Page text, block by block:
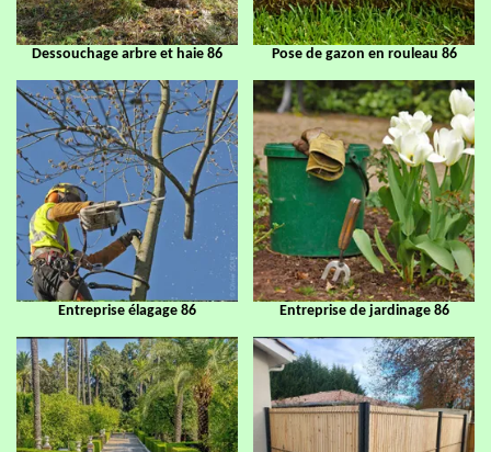
Dessouchage arbre et haie 86 Pose de gazon en rouleau 86
Entreprise élagage 86 Entreprise de jardinage 86